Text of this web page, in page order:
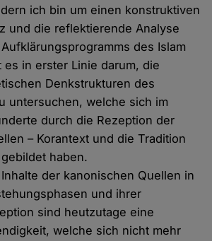
ich bin um einen konstruktiven
und die reflektierende Analyse
des Islam
es in erster Linie darum, die
Denkstrukturen des
untersuchen, welche sich im
durch die Rezeption der
– Korantext und die Tradition
haben.
der kanonischen Quellen in
und ihrer
sind heutzutage eine
welche sich nicht mehr